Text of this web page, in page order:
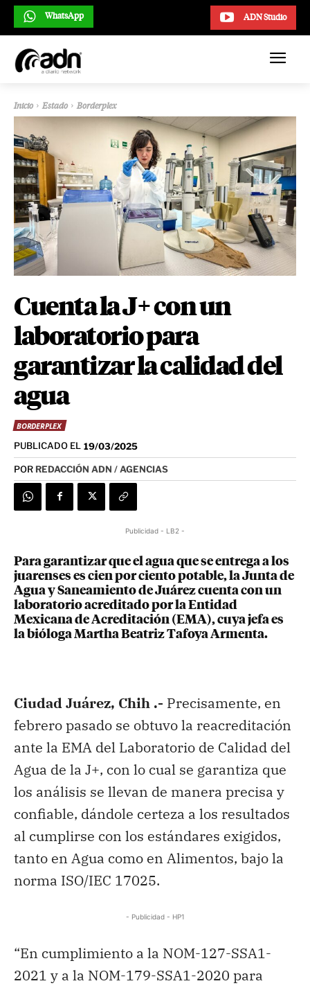
ADN Studio
WhatsApp
Inicio Estado Borderplex
Cuenta la J+ con un
laboratorio para
garantizar la calidad del
agua
BORDERPLEX
PUBLICADO EL 19/03/2025
POR REDACCIÓN ADN / AGENCIAS
Publicidad - LB2 -
Para garantizar que el agua que se entrega a los
juarenses es cien por ciento potable, la Junta de
Agua y Saneamiento de Juárez cuenta con un
laboratorio acreditado por la Entidad
Mexicana de Acreditación (EMA), cuya jefa es
la bióloga Martha Beatriz Tafoya Armenta.
Ciudad Juárez, Chih .- Precisamente, en
febrero pasado se obtuvo la reacreditación
ante la EMA del Laboratorio de Calidad del
Agua de la J+, con lo cual se garantiza que
los análisis se llevan de manera precisa y
confiable, dándole certeza a los resultados
al cumplirse con los estándares exigidos,
tanto en Agua como en Alimentos, bajo la
norma ISO/IEC 17025.
- Publicidad - HP1
“En cumplimiento a la NOM-127-SSA1-
2021 y a la NOM-179-SSA1-2020 para